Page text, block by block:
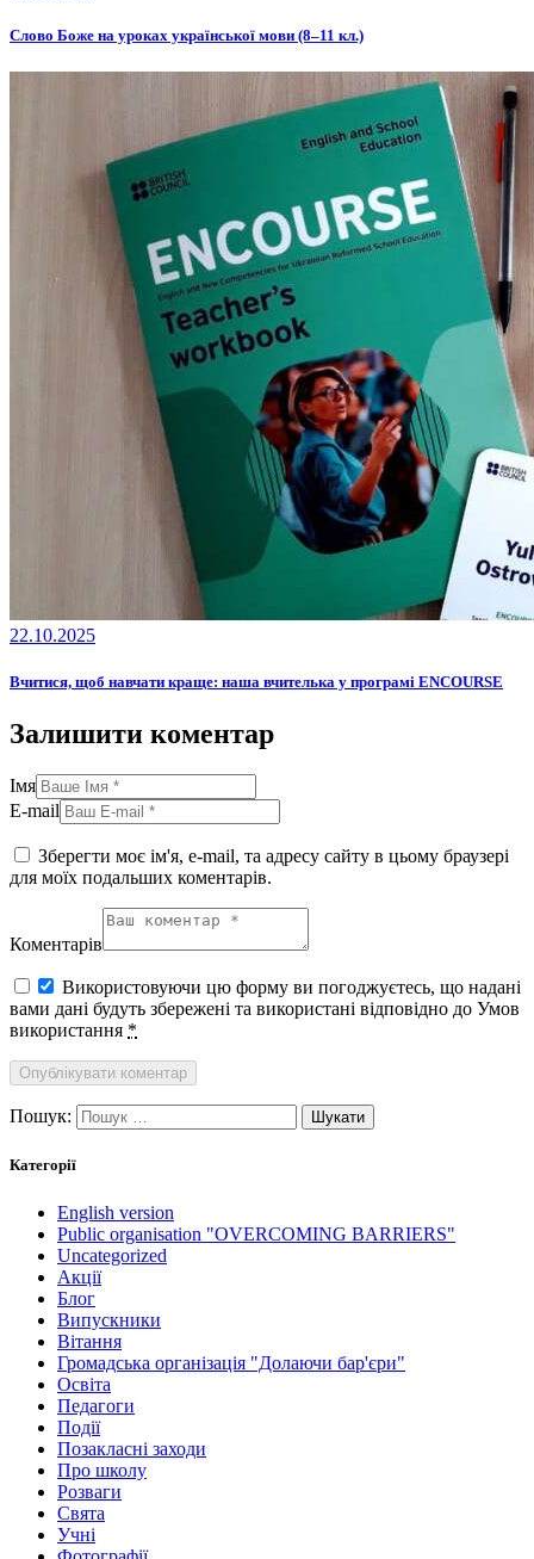
Слово Боже на уроках української мови (8–11 кл.)
22.10.2025
Вчитися, щоб навчати краще: наша вчителька у програмі ENCOURSE
Залишити коментар
Імя
E-mail
Зберегти моє ім'я, e-mail, та адресу сайту в цьому браузері
для моїх подальших коментарів.
Коментарів
Використовуючи цю форму ви погоджуєтесь, що надані
вами дані будуть збережені та використані відповідно до Умов
використання *
Пошук:
Категорії
English version
Public organisation "OVERCOMING BARRIERS"
Uncategorized
Акції
Блог
Випускники
Вітання
Громадська організація "Долаючи бар'єри"
Освіта
Педагоги
Події
Позакласні заходи
Про школу
Розваги
Свята
Учні